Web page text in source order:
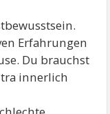
Erfahrungen
Du brauchst
innerlich